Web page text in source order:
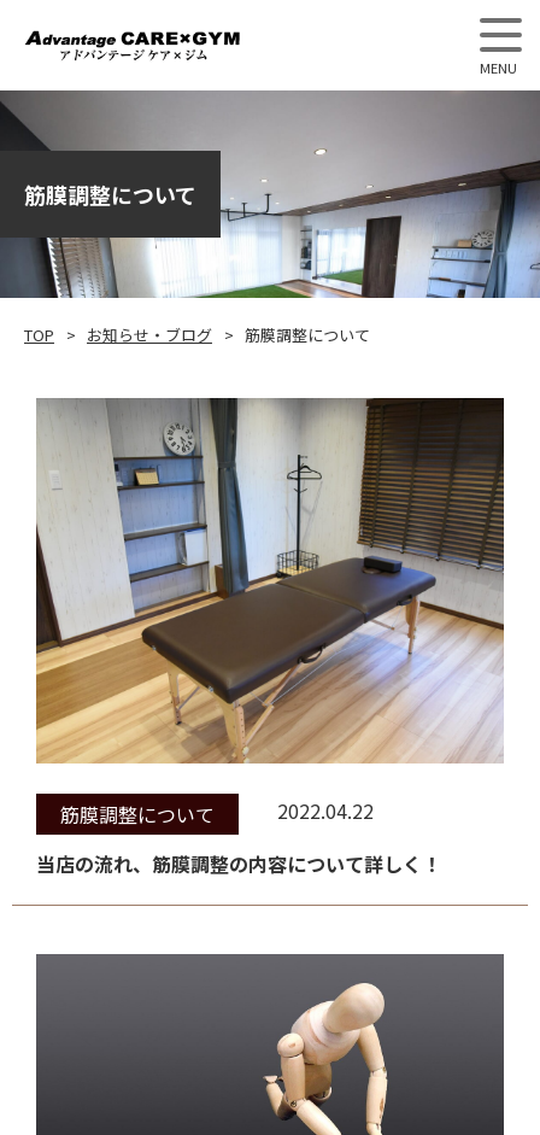
筋膜調整について
TOP お知らせ・ブログ 筋膜調整について
2022.04.22
筋膜調整について
当店の流れ、筋膜調整の内容について詳しく！